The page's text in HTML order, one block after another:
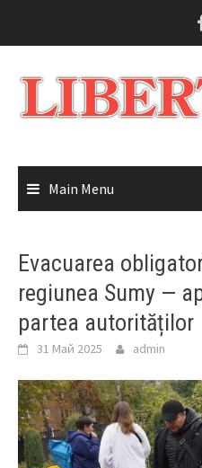
Main Menu
Evacuarea
regiunea Sumy —
partea autorităților
31 Май 2025 admin